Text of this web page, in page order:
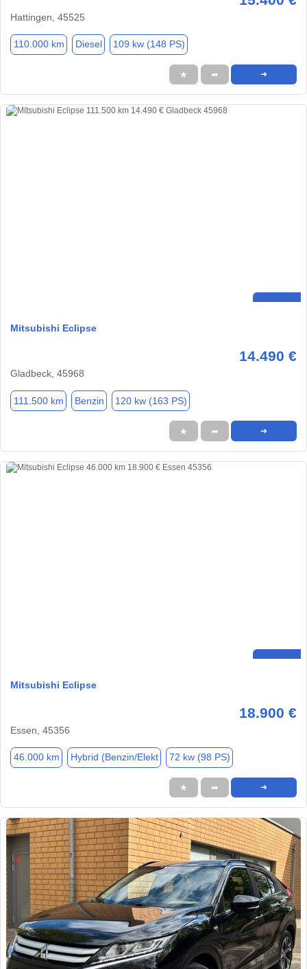
Hattingen, 45525
110.000 km Diesel 109 kw (148 PS)
★ ➦ ➜
Mitsubishi Eclipse
14.490 €
Gladbeck, 45968
111.500 km Benzin 120 kw (163 PS)
★ ➦ ➜
Mitsubishi Eclipse
18.900 €
Essen, 45356
46.000 km Hybrid (Benzin/Elekt 72 kw (98 PS)
★ ➦ ➜